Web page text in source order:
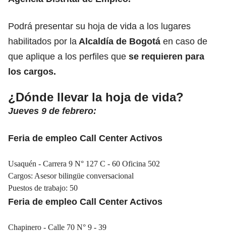
Podrá presentar su hoja de vida a los lugares
habilitados por la Alcaldía de Bogotá en caso de
que aplique a los perfiles que se requieren para
los cargos.
¿Dónde llevar la hoja de vida?
Jueves 9 de febrero:
Feria de empleo Call Center Activos
Usaquén - Carrera 9 N° 127 C - 60 Oficina 502
Cargos: Asesor bilingüe conversacional
Puestos de trabajo: 50
Feria de empleo Call Center Activos
Chapinero - Calle 70 N° 9 - 39